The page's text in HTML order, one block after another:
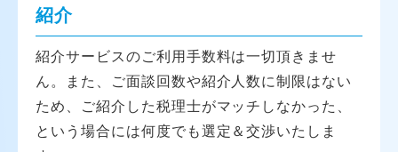
紹介
紹介サービスのご利用手数料は一切頂きませ
ん。また、ご面談回数や紹介人数に制限はない
ため、ご紹介した税理士がマッチしなかった、
という場合には何度でも選定＆交渉いたしま